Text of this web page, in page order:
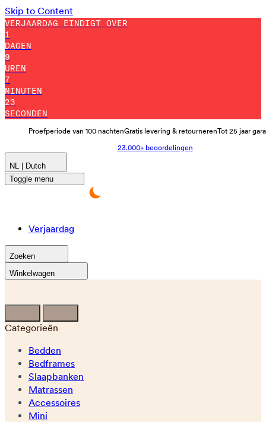
Skip to Content
VERJAARDAG EINDIGT OVER
1
DAGEN
9
UREN
7
MINUTEN
12
SECONDEN
Proefperiode van 100 nachtenGratis levering & retournerenTot 25 jaar
23.000+ beoordelingen
NL | Dutch
Toggle menu
Verjaardag
Zoeken
Winkelwagen
Categorieën
Bedden
Bedframes
Slaapbanken
Matrassen
Accessoires
Mini